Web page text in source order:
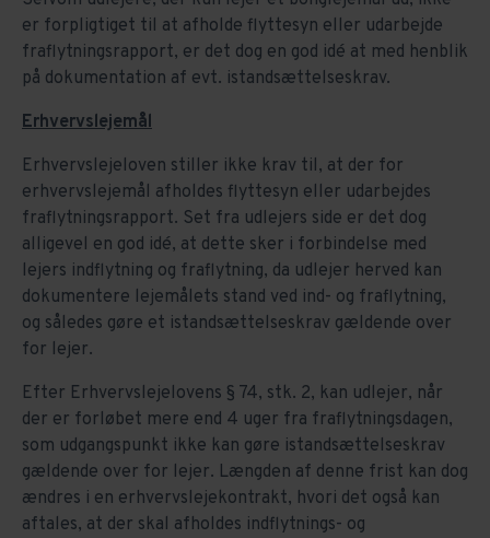
er forpligtiget til at afholde flyttesyn eller udarbejde
fraflytningsrapport, er det dog en god idé at med henblik
på dokumentation af evt. istandsættelseskrav.
Erhvervslejemål
Erhvervslejeloven stiller ikke krav til, at der for
erhvervslejemål afholdes flyttesyn eller udarbejdes
fraflytningsrapport. Set fra udlejers side er det dog
alligevel en god idé, at dette sker i forbindelse med
lejers indflytning og fraflytning, da udlejer herved kan
dokumentere lejemålets stand ved ind- og fraflytning,
og således gøre et istandsættelseskrav gældende over
for lejer.
Efter Erhvervslejelovens § 74, stk. 2, kan udlejer, når
der er forløbet mere end 4 uger fra fraflytningsdagen,
som udgangspunkt ikke kan gøre istandsættelseskrav
gældende over for lejer. Længden af denne frist kan dog
ændres i en erhvervslejekontrakt, hvori det også kan
aftales, at der skal afholdes indflytnings- og